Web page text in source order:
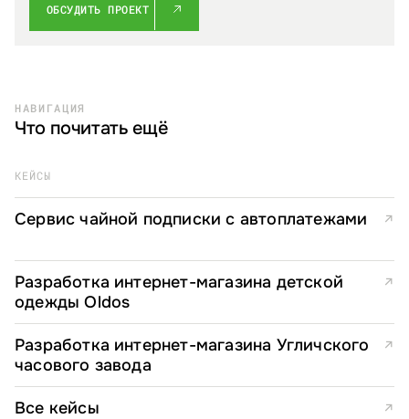
ОБСУДИТЬ ПРОЕКТ
НАВИГАЦИЯ
Что почитать ещё
КЕЙСЫ
Сервис чайной подписки с автоплатежами ↗
Разработка интернет-магазина детской
одежды Oldos
↗
Разработка интернет-магазина Угличского
часового завода
↗
Все кейсы ↗